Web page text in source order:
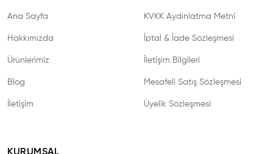
Ana Sayfa
Hakkımızda
Ürünlerimiz
Blog
İletişim
KVKK Aydınlatma Metni
İptal & İade Sözleşmesi
İletişim Bilgileri
Mesafeli Satış Sözleşmesi
Üyelik Sözleşmesi